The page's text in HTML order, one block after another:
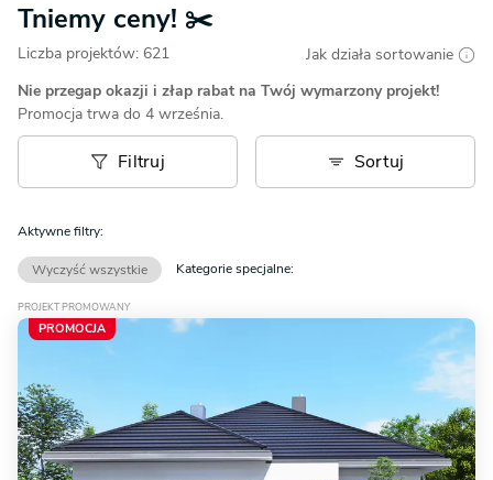
Tniemy ceny! ✂️
Liczba projektów: 621
Jak działa sortowanie
Nie przegap okazji i złap rabat na Twój wymarzony projekt!
Promocja trwa do 4 września.
Filtruj Sortuj
Aktywne filtry:
Wyczyść wszystkie Kategorie specjalne:
PROJEKT PROMOWANY
PROMOCJA